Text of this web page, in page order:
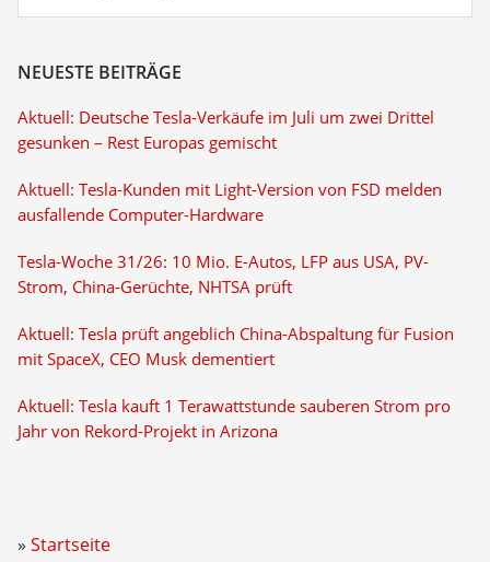
NEUESTE BEITRÄGE
Aktuell: Deutsche Tesla-Verkäufe im Juli um zwei Drittel
gesunken – Rest Europas gemischt
Aktuell: Tesla-Kunden mit Light-Version von FSD melden
ausfallende Computer-Hardware
Tesla-Woche 31/26: 10 Mio. E-Autos, LFP aus USA, PV-
Strom, China-Gerüchte, NHTSA prüft
Aktuell: Tesla prüft angeblich China-Abspaltung für Fusion
mit SpaceX, CEO Musk dementiert
Aktuell: Tesla kauft 1 Terawattstunde sauberen Strom pro
Jahr von Rekord-Projekt in Arizona
Startseite